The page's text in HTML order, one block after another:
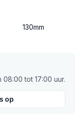
130mm
tot 17:00 uur.
op